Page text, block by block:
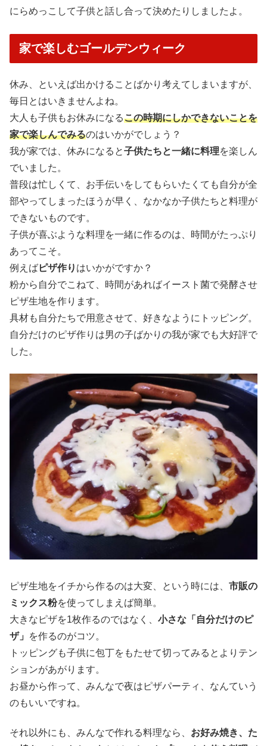
にらめっこして子供と話し合って決めたりしましたよ。
家で楽しむゴールデンウィーク
休み、といえば出かけることばかり考えてしまいますが、
毎日とはいきませんよね。
大人も子供もお休みになるこの時期にしかできないことを
家で楽しんでみるのはいかがでしょう？
我が家では、休みになると子供たちと一緒に料理を楽しん
でいました。
普段は忙しくて、お手伝いをしてもらいたくても自分が全
部やってしまったほうが早く、なかなか子供たちと料理が
できないものです。
子供が喜ぶような料理を一緒に作るのは、時間がたっぷり
あってこそ。
例えばピザ作り はいかがですか？
粉から自分でこねて、時間があればイースト菌で発酵させ
ピザ生地を作ります。
具材も自分たちで用意させて、好きなようにトッピング。
自分だけのピザ作りは男の子ばかりの我が家でも大好評で
した。
ピザ生地をイチから作るのは大変、という時には、 市販の
ミックス粉を使ってしまえば簡単。
大きなピザを1枚作るのではなく、 小さな「自分だけのピ
ザ」
を作るのがコツ。
トッピングも子供に包丁をもたせて切ってみるとよりテン
ションがあがります。
お昼から作って、みんなで夜はピザパーティ、なんていう
のもいいですね。
それ以外にも、みんなで作れる料理なら、 お好み焼き、た